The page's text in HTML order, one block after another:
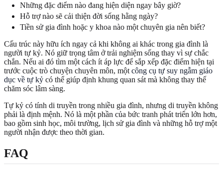
Những đặc điểm nào đang hiện diện ngay bây giờ?
Hỗ trợ nào sẽ cải thiện đời sống hằng ngày?
Tiền sử gia đình hoặc y khoa nào một chuyên gia nên biết?
Cấu trúc này hữu ích ngay cả khi không ai khác trong gia đình là
người tự kỷ. Nó giữ trọng tâm ở trải nghiệm sống thay vì sự chắc
chắn. Nếu ai đó tìm một cách ít áp lực để sắp xếp đặc điểm hiện tại
trước cuộc trò chuyện chuyên môn, một công cụ tự suy ngẫm giáo
dục về tự kỷ có thể giúp định khung quan sát mà không thay thế
chăm sóc lâm sàng.
Tự kỷ có tính di truyền trong nhiều gia đình, nhưng di truyền không
phải là định mệnh. Nó là một phần của bức tranh phát triển lớn hơn,
bao gồm sinh học, môi trường, lịch sử gia đình và những hỗ trợ một
người nhận được theo thời gian.
FAQ